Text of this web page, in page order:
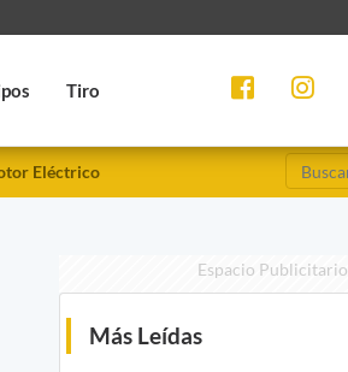
Tiro
Eléctrico
Espacio Publicitario
Más Leídas